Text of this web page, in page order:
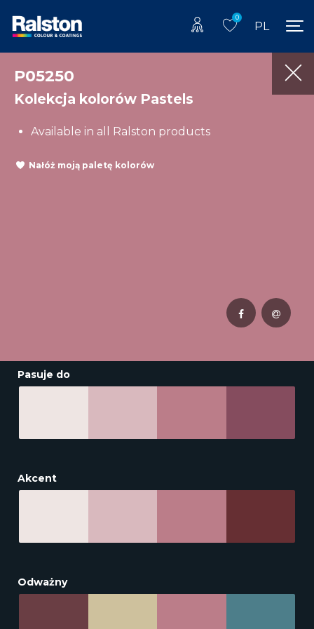
0
PL
P05250
Kolekcja kolorów Pastels
Available in all Ralston products
Nałóż moją paletę kolorów
Pasuje do
Akcent
Odważny